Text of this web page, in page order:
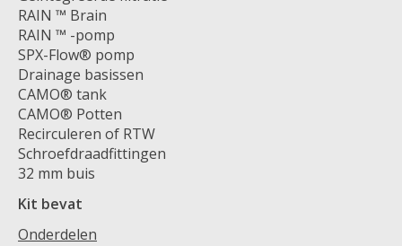
RAIN ™ Brain
RAIN ™ -pomp
SPX-Flow® pomp
Drainage basissen
CAMO® tank
CAMO® Potten
Recirculeren of RTW
Schroefdraadfittingen
32 mm buis
Kit bevat
Onderdelen